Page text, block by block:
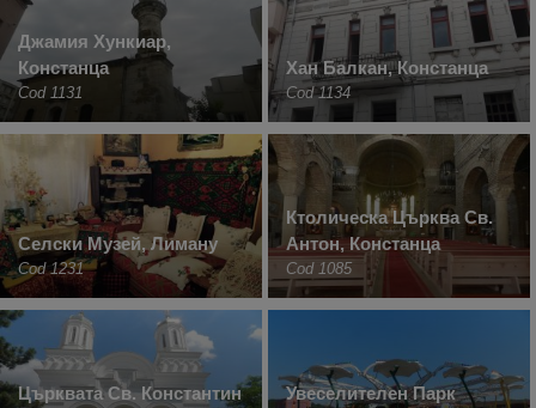
Джамия Хункиар,
Констанца
Cod 1131
Хан Балкан, Констанца
Cod 1134
Селски Музей, Лиману
Cod 1231
Ктолическа Църква Св.
Антон, Констанца
Cod 1085
Църквата Св. Константин
Увеселителен Парк